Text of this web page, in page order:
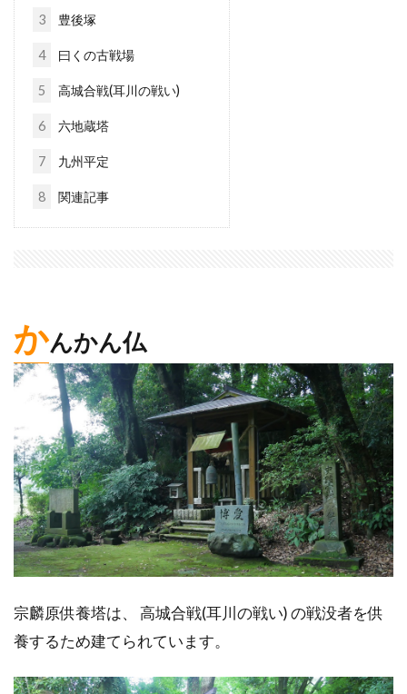
3 豊後塚
4 曰くの古戦場
5 高城合戦(耳川の戦い)
6 六地蔵塔
7 九州平定
8 関連記事
かんかん仏
宗麟原供養塔は、 高城合戦(耳川の戦い) の戦没者を供
養するため建てられています。